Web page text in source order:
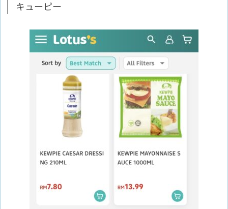
キューピー